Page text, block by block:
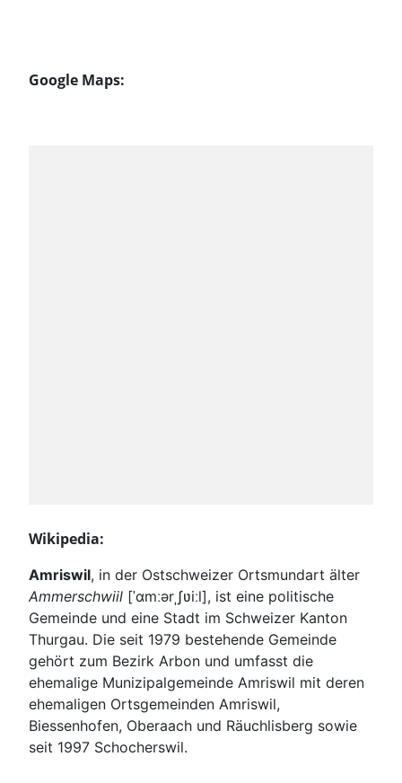
Google Maps:
Wikipedia:
Amriswil, in der Ostschweizer Ortsmundart älter
Ammerschwiil [ˈɑmːərˌʃʋiːl], ist eine politische
Gemeinde und eine Stadt im Schweizer Kanton
Thurgau. Die seit 1979 bestehende Gemeinde
gehört zum Bezirk Arbon und umfasst die
ehemalige Munizipalgemeinde Amriswil mit deren
ehemaligen Ortsgemeinden Amriswil,
Biessenhofen, Oberaach und Räuchlisberg sowie
seit 1997 Schocherswil.